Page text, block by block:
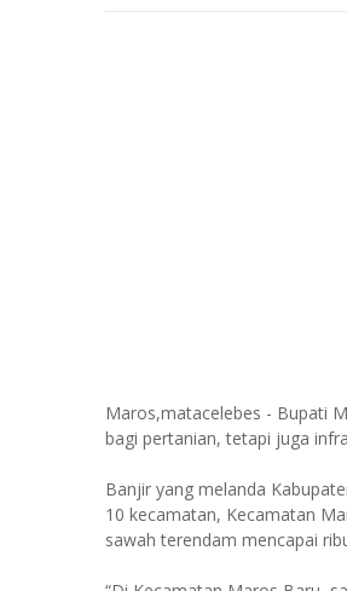
Maros,matacelebes - Bupati
bagi pertanian, tetapi juga
Banjir yang melanda
10 kecamatan, Kecamatan
sawah terendam mencapai